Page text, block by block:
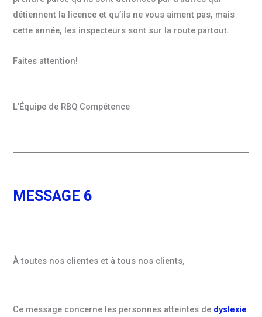
détiennent la licence et qu’ils ne vous aiment pas, mais
cette année, les inspecteurs sont sur la route partout.
Faites attention!
L’Équipe de RBQ Compétence
MESSAGE 6
À toutes nos clientes et à tous nos clients,
Ce message concerne les personnes atteintes de dyslexie